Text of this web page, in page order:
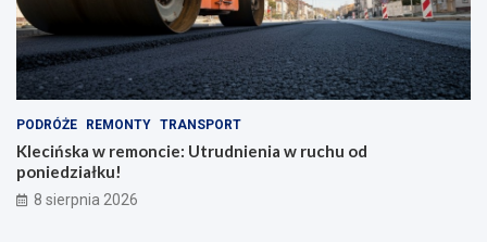
PODRÓŻE REMONTY TRANSPORT
Klecińska w remoncie: Utrudnienia w ruchu od
poniedziałku!
8 sierpnia 2026